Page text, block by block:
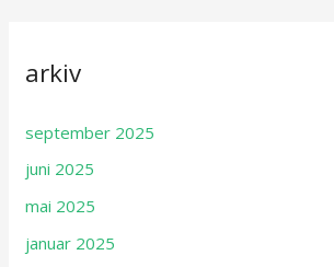
arkiv
september 2025
juni 2025
mai 2025
januar 2025